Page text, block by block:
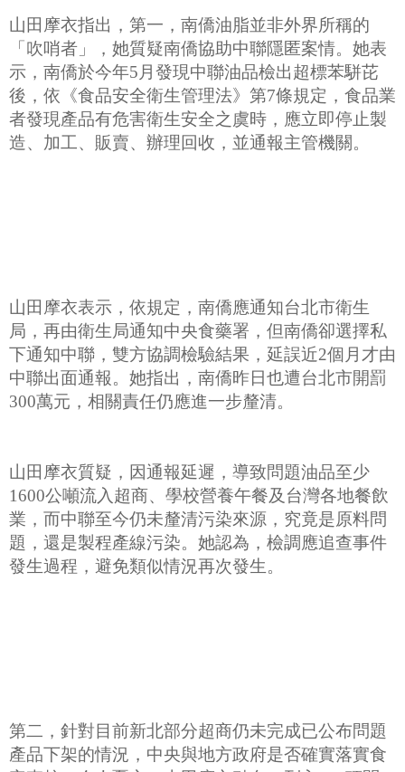
山田摩衣指出，第一，南僑油脂並非外界所稱的
「吹哨者」，她質疑南僑協助中聯隱匿案情。她表
示，南僑於今年5月發現中聯油品檢出超標苯駢芘
後，依《食品安全衛生管理法》第7條規定，食品業
者發現產品有危害衛生安全之虞時，應立即停止製
造、加工、販賣、辦理回收，並通報主管機關。
山田摩衣表示，依規定，南僑應通知台北市衛生
局，再由衛生局通知中央食藥署，但南僑卻選擇私
下通知中聯，雙方協調檢驗結果，延誤近2個月才由
中聯出面通報。她指出，南僑昨日也遭台北市開罰
300萬元，相關責任仍應進一步釐清。
山田摩衣質疑，因通報延遲，導致問題油品至少
1600公噸流入超商、學校營養午餐及台灣各地餐飲
業，而中聯至今仍未釐清污染來源，究竟是原料問
題，還是製程產線污染。她認為，檢調應追查事件
發生過程，避免類似情況再次發生。
第二，針對目前新北部分超商仍未完成已公布問題
產品下架的情況，中央與地方政府是否確實落實食